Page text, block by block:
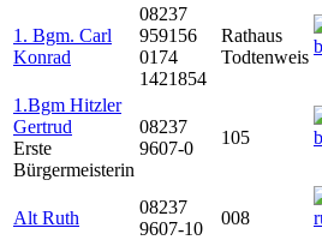
1. Bgm. Carl
Konrad
08237
959156
0174
1421854
Rathaus
Todtenweis
1.Bgm Hitzler
Gertrud
Erste
Bürgermeisterin
08237
9607-0
105
Alt Ruth
08237
9607-10
008